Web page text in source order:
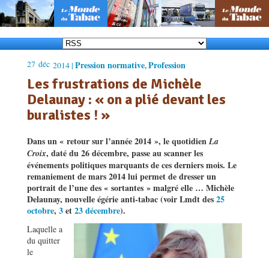
27 déc 2014 | Pression normative,Profession
Les frustrations de Michèle
Delaunay : « on a plié devant les
buralistes ! »
Dans un « retour sur l’année 2014 », le quotidienLa
Croix, daté du 26 décembre, passe au scanner les
événements politiques marquants de ces derniers mois. Le
remaniement de mars 2014 lui permet de dresser un
portrait de l’une des « sortantes » malgré elle … Michèle
Delaunay, nouvelle égérie anti-tabac (voir Lmdt des25
octobre, 3et23 décembre).
Laquelle a
du quitter
le